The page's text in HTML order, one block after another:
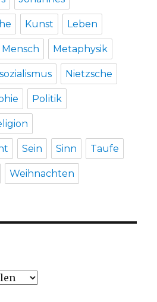
Kunst Leben
Mensch Metaphysik
Nietzsche
Politik
Sein Sinn Taufe
Weihnachten